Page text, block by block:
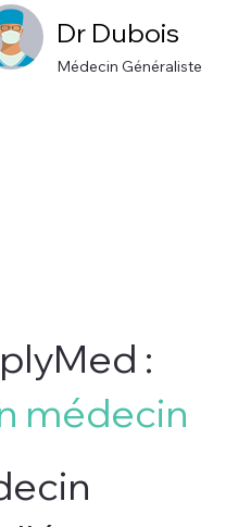
Dr Dubois
Médecin Généraliste
:
médecin